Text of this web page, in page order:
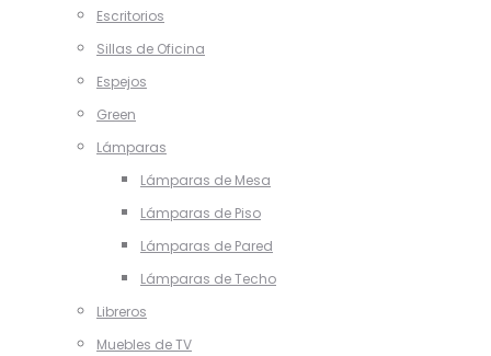
Escritorios
Sillas de Oficina
Espejos
Green
Lámparas
Lámparas de Mesa
Lámparas de Piso
Lámparas de Pared
Lámparas de Techo
Libreros
Muebles de TV